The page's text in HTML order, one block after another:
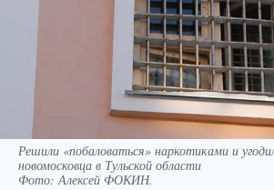
Решили «побаловаться» наркотиками и
новомосковца в Тульской области
Фото:Алексей ФОКИН.